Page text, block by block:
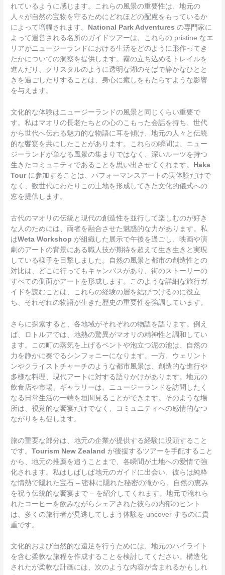
れているように感じます。これらの風景の重要性は、地元の
人々が自然の宝物を守るためにどれほどの配慮をもっているか
によって増幅されます。
National Park Adventures の専門家に
よって運営される名所のガイドツアーは、これらの pristine なエ
リアがニュージーランドにおける生活をどのように形作ってき
たかについての洞察を提供します。霧の立ち込めるトレイルを
進んだり、クリスタルのように透明な湖のそばで静かなひとと
きを過ごしたりすることは、身心に癒しをもたらすような影響
を与えます。
文化的な体験はニュージーランドの風景と同じくらい重要で
す。私はマオリの長老たちとの心のこもった会話を持ち、世代
から世代へ伝わる魅力的な物語に耳を傾け、地元の人々と伝統
的な饗宴を共にしたことがあります。これらの瞬間は、ニュー
ジーランドが単なる風景の集まりではなく、深いルーツを持つ
生きたコミュニティであることを思い出させてくれます。
Haka
Tourに参加することは、パフォーマンスアートの実体験だけで
なく、数世代にわたりこの土地を形成してきた文化的儀式への
窓を提供します。
古代のマオリの伝統と現代の創造性を並行して楽しむのが好き
な人のためには、両者を融合させた魅惑的な力があります。私
はWeta Workshop が組織した展示で午後を過ごし、映画や演
劇のアートの背景にある職人技が期待を超えて生き生きと実現
している様子を目撃しました。自然の風景と都市の創造性との
対比は、どこに行ってもキャンバスがあり、街のストーリーの
すべての側面がアートを形成します。このような詳細な旅行ガ
イドを読むことは、これらの経験の層を結びつけるのに役立
ち、それぞれの物語が生きた歴史の重要性を強調しています。
さらに探索すると、各地域がそれぞれの物語を語ります。例え
ば、ロトルアでは、地熱の驚異がマオリの精神性と調和してい
ます。この町の蒸気を上げるベントや泡立つ泥の池は、自然の
力を静かに奏でるシンフォニーになります。一方、ウェリント
ンやクライストチャーチのような都市風景は、創造的な進行や
多様な料理、現代アートに対する語りかけがあります。地元の
飲食店や市場、ギャラリーは、ニュージーランドを訪問したく
なる日常生活の一端を垣間見ることができます。そのような場
所は、視覚的な饗宴だけでなく、コミュニティへの感情的なつ
ながりをも促します。
旅の重要な部分は、地元の企業が提供する経験に没頭すること
です。Tourism New Zealand が後援するツアーを手配すること
から、地元の推薦を追うことまで、各瞬間が土地への愛情で強
化されます。私はしばしば地元のガイドに出会い、彼らは純粋
な情熱で隠れた宝石 – 密林に隠れた秘密の滝から、自然の恵み
を祝う伝統的な饗宴まで – を紹介してくれます。地元で淹れら
れたコーヒーを飲みながらシェアされた彼らの内部のヒント
は、多くの旅行者が見逃してしまう体験を uncover するのに貴
重です。
文化的および自然的な遠足を行うためには、地元のハイライト
を含む柔軟な旅程を作成することを検討してください。構造化
されたが柔軟な計画には、次のような内容が含まれるかもしれ